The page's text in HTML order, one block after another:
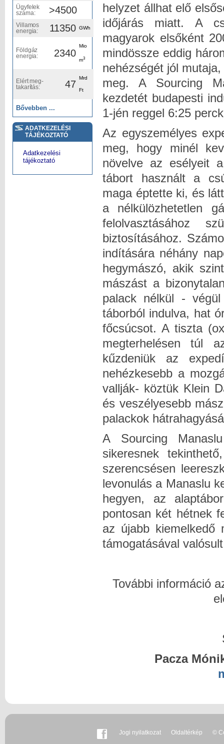
Ügyfelek
száma:
>4500
Villamos
energia:
11350 GWh
Földgáz
energia:
2340
Mio
m3
Elért meg-
takarítás:
47
Mrd
Ft
Bővebben ...
ADATKEZELÉSI
TÁJÉKOZTATÓ
Adatkezelési
tájékoztató
helyzet állhat elő
időjárás miatt. A
magyarok elsőként
mindössze eddig
nehézségét jól
meg. A Sourcing
kezdetét budapesti
1-jén reggel 6:25
Az egyszemélyes
meg, hogy minél
növelve az esélyeit
tábort használt a
maga éptette ki, és
a nélkülözhetetlen
felolvasztásához
biztosításához.
indítására néhány
hegymászó, akik
mászást a
palack nélkül -
táborból indulva, hat
főcsúcsot. A tiszta
megterhelésen túl
kűzdeniük az
nehézkesebb a
vallják- köztük Klein
és veszélyesebb
palackok
A Sourcing
sikeresnek
szerencsésen
levonulás a Manaslu
hegyen, az
pontosan két hétnek
az újabb kiemelkedő
támogatásával
További információ
Pacza
Jogi nyilatkozat Oldaltérkép ©